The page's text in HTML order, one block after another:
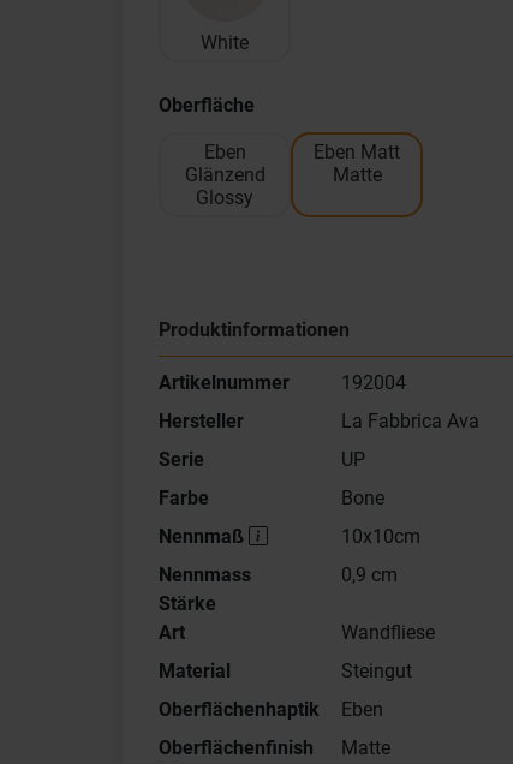
White
Oberfläche
Eben
Glänzend
Glossy
Eben Matt
Matte
Produktinformationen
Artikelnummer
192004
Hersteller
La Fabbrica Ava
Serie
UP
Farbe
Bone
Nennmaß
10x10cm
Nennmass
Stärke
0,9 cm
Art
Wandfliese
Material
Steingut
Oberflächenhaptik
Eben
Oberflächenfinish
Matte